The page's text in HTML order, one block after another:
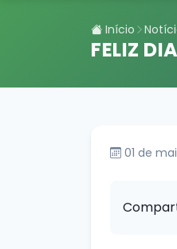
Início
FELIZ
01 de